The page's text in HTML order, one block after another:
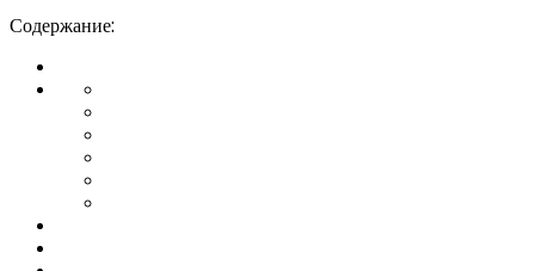
Содержание: